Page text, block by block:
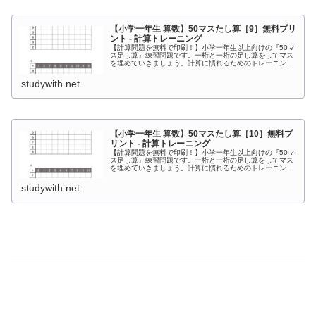
【小学一年生 算数】50マスたし算［9］無料プリ
ント - 計算トレーニング
【計算問題を無料で印刷！】小学一年生以上向けの『50マ
ス足し算』練習問題です。一桁と一桁の足し算をしてマス
を埋めていきましょう。計算に慣れるためのトレーニング
studywith.net
【小学一年生 算数】50マスたし算［10］無料プ
リント - 計算トレーニング
【計算問題を無料で印刷！】小学一年生以上向けの『50マ
ス足し算』練習問題です。一桁と一桁の足し算をしてマス
を埋めていきましょう。計算に慣れるためのトレーニング
studywith.net